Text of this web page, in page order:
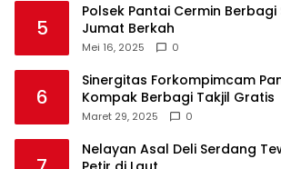
5
Polsek Pantai Cermin
Jumat Berkah
Mei 16, 2025 0
6
Sinergitas Forkompimcam
Kompak Berbagi Takjil Gratis
Maret 29, 2025 0
Nelayan Asal Deli Serdang